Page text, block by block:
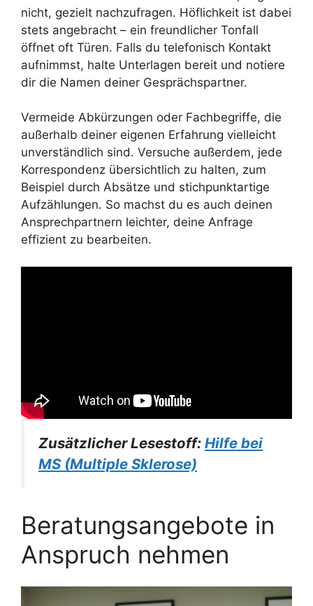
nicht, gezielt nachzufragen. Höflichkeit ist dabei
stets angebracht – ein freundlicher Tonfall
öffnet oft Türen. Falls du telefonisch Kontakt
aufnimmst, halte Unterlagen bereit und notiere
dir die Namen deiner Gesprächspartner.
Vermeide Abkürzungen oder Fachbegriffe, die
außerhalb deiner eigenen Erfahrung vielleicht
unverständlich sind. Versuche außerdem, jede
Korrespondenz übersichtlich zu halten, zum
Beispiel durch Absätze und stichpunktartige
Aufzählungen. So machst du es auch deinen
Ansprechpartnern leichter, deine Anfrage
effizient zu bearbeiten.
Zusätzlicher Lesestoff: Hilfe bei
MS (Multiple Sklerose)
Beratungsangebote in
Anspruch nehmen